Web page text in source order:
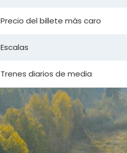
Precio del billete más caro
Escalas
Trenes diarios de media